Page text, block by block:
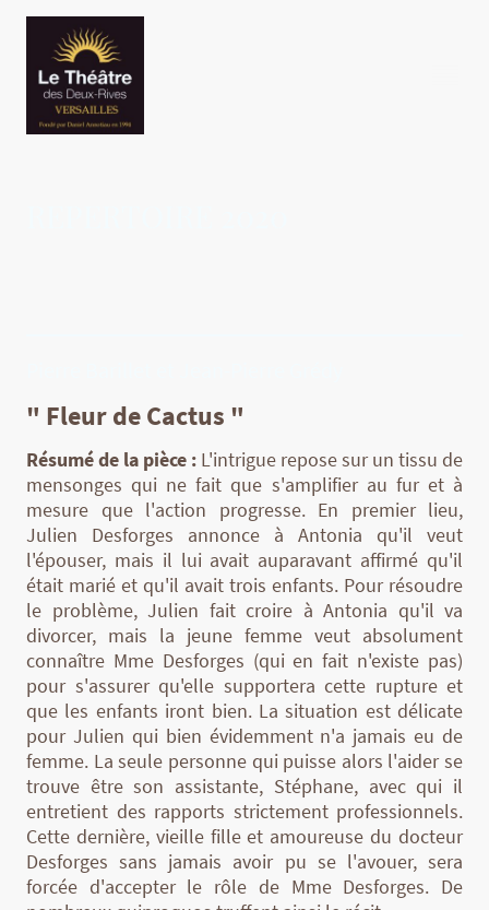
" Fleur de Cactus "
Résumé de la pièce : L'intrigue repose sur un tissu de
mensonges qui ne fait que s'amplifier au fur et à
mesure que l'action progresse. En premier lieu,
Julien Desforges annonce à Antonia qu'il veut
l'épouser, mais il lui avait auparavant affirmé qu'il
était marié et qu'il avait trois enfants. Pour résoudre
le problème, Julien fait croire à Antonia qu'il va
divorcer, mais la jeune femme veut absolument
connaître Mme Desforges (qui en fait n'existe pas)
pour s'assurer qu'elle supportera cette rupture et
que les enfants iront bien. La situation est délicate
pour Julien qui bien évidemment n'a jamais eu de
femme. La seule personne qui puisse alors l'aider se
trouve être son assistante, Stéphane, avec qui il
entretient des rapports strictement professionnels.
Cette dernière, vieille fille et amoureuse du docteur
Desforges sans jamais avoir pu se l'avouer, sera
forcée d'accepter le rôle de Mme Desforges. De